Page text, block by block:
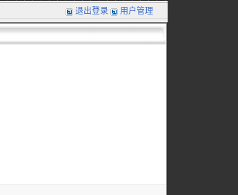
退出登录 用户管理